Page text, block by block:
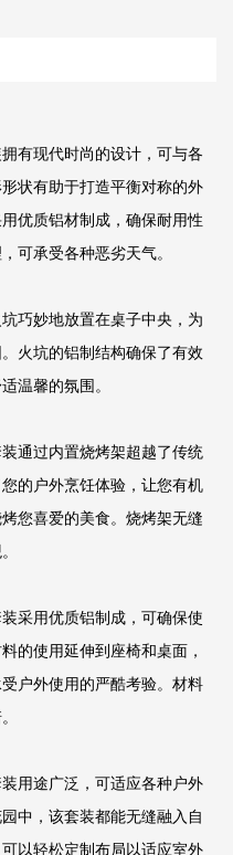
有现代时尚的设计，可与各
状有助于打造平衡对称的外
优质铝材制成，确保耐用性
可承受各种恶劣天气。
巧妙地放置在桌子中央，为
火坑的铝制结构确保了有效
温馨的氛围。
通过内置烧烤架超越了传统
的户外烹饪体验，让您有机
您喜爱的美食。烧烤架无缝
采用优质铝制成，可确保使
的使用延伸到座椅和桌面，
户外使用的严酷考验。材料
用途广泛，可适应各种户外
中，该套装都能无缝融入自
以轻松定制布局以适应室外